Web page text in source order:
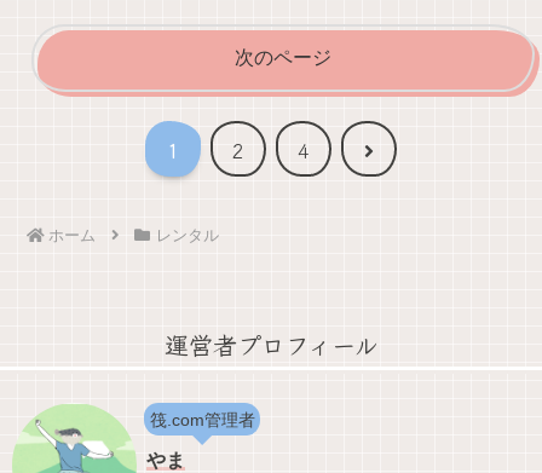
次のページ
1 2 4
次
ホーム レンタル
運営者プロフィール
筏.com管理者
やま